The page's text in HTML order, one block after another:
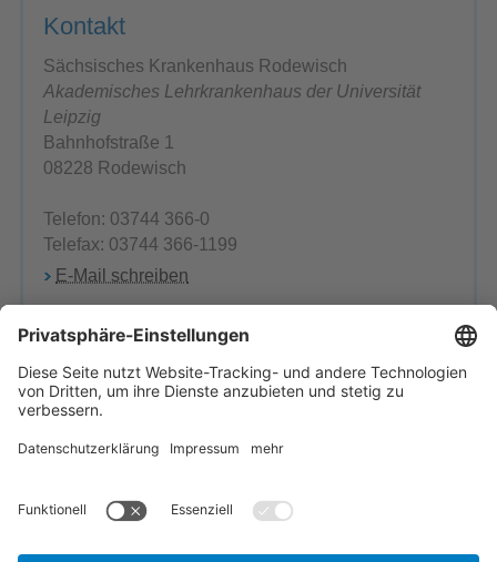
Kontakt
Sächsisches Krankenhaus Rodewisch
Akademisches Lehrkrankenhaus der Universität
Leipzig
Bahnhofstraße 1
08228 Rodewisch
Telefon: 03744 366-0
Telefax: 03744 366-1199
E-Mail schreiben
Herr Peter Geipel
Leiter Personalabteilung
Telefon: 03744-366-1104